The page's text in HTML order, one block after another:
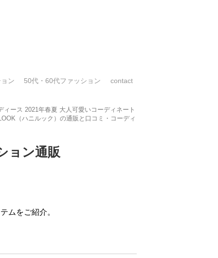
ン 50代・60代ファッション contact
ィース 2021年春夏 大人可愛いコーディネート
（ハニルック）の通販と口コミ・コーディ
ョン通販
ムをご紹介。